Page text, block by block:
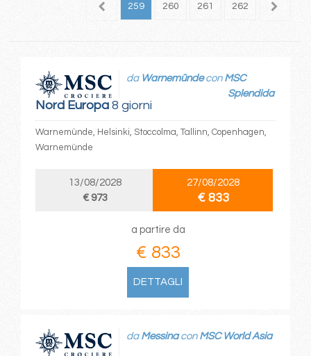
258 259 260 261 262 263
Nord Europa8 giorni
da Warnemündecon MSC
Splendida
Warnemünde, Helsinki, Stoccolma, Tallinn, Copenhagen,
Warnemünde
13/08/2028
€ 973
27/08/2028
€ 833
a partire da
€ 833
DETTAGLI
da Messinacon MSC World Asia